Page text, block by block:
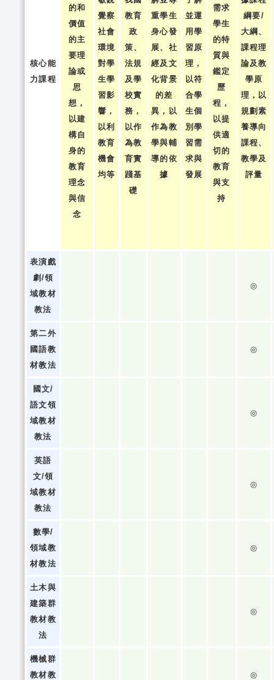
核心能
力課程
的和
價值
的主
要理
論或
思
想，
以建
構自
身的
教育
理念
與信
念
覺察
社會
環境
對學
生學
習影
響，
以利
教育
機會
均等
教育
政
策、
法規
及學
校實
務，
以作
為教
育實
踐基
礎
重學生
身心發
展、社
經及文
化背景
的差
異，以
作為教
學與輔
導的依
據
並運
用學
習原
理，
以符
合學
生個
別學
習需
求與
發展
需求
學生
的特
質與
鑑定
歷
程，
以提
供適
切的
教育
與支
持
綱要/
大綱、
課程理
論及教
學原
理，以
規劃素
養導向
課程、
教學及
評量
表演戲
劇/領
域教材
教法
◎
第二外
國語教
材教法
◎
國文/
語文領
域教材
教法
◎
英語
文/領
域教材
教法
◎
數學/
領域教
材教法
◎
土木與
建築群
教材教
法
◎
機械群
教材教
◎